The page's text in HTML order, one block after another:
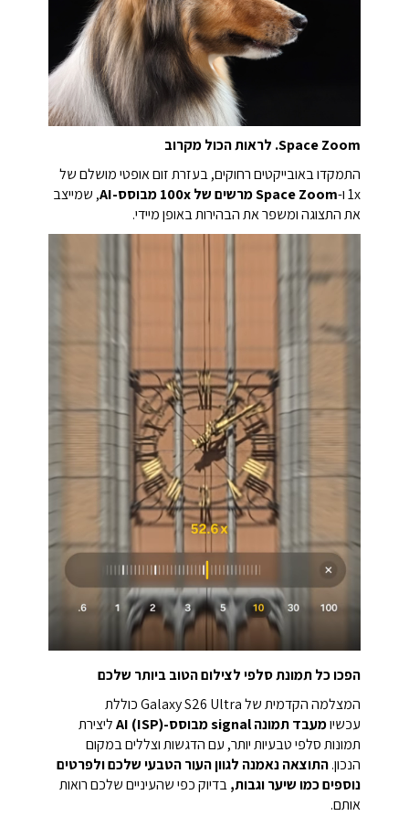
Space Zoom. לראות הכול מקרוב
התמקדו באובייקטים רחוקים, בעזרת זום אופטי מושלם של
1x ו- Space Zoom מרשים של 100x מבוסס-AI
, שמייצב
את התצוגה ומשפר את הבהירות באופן מיידי.
הפכו כל תמונת סלפי לצילום הטוב ביותר שלכם
המצלמה הקדמית של Galaxy S26 Ultra כוללת
עכשיומעבד תמונה signal מבוסס-AI (ISP)
ליצירת
תמונות סלפי טבעיות יותר, עם הדגשות וצללים במקום
הנכון.התוצאה נאמנה לגוון העור הטבעי שלכם ולפרטים
נוספים כמו שיער וגבות,בדיוק כפי שהעיניים שלכם רואות
אותם.